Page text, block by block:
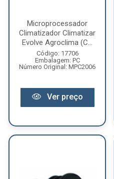
Microprocessador
Climatizador Climatizar
Evolve Agroclima (C...
Código: 17706
Embalagem: PC
Número Original: MPC2006
Ver preço